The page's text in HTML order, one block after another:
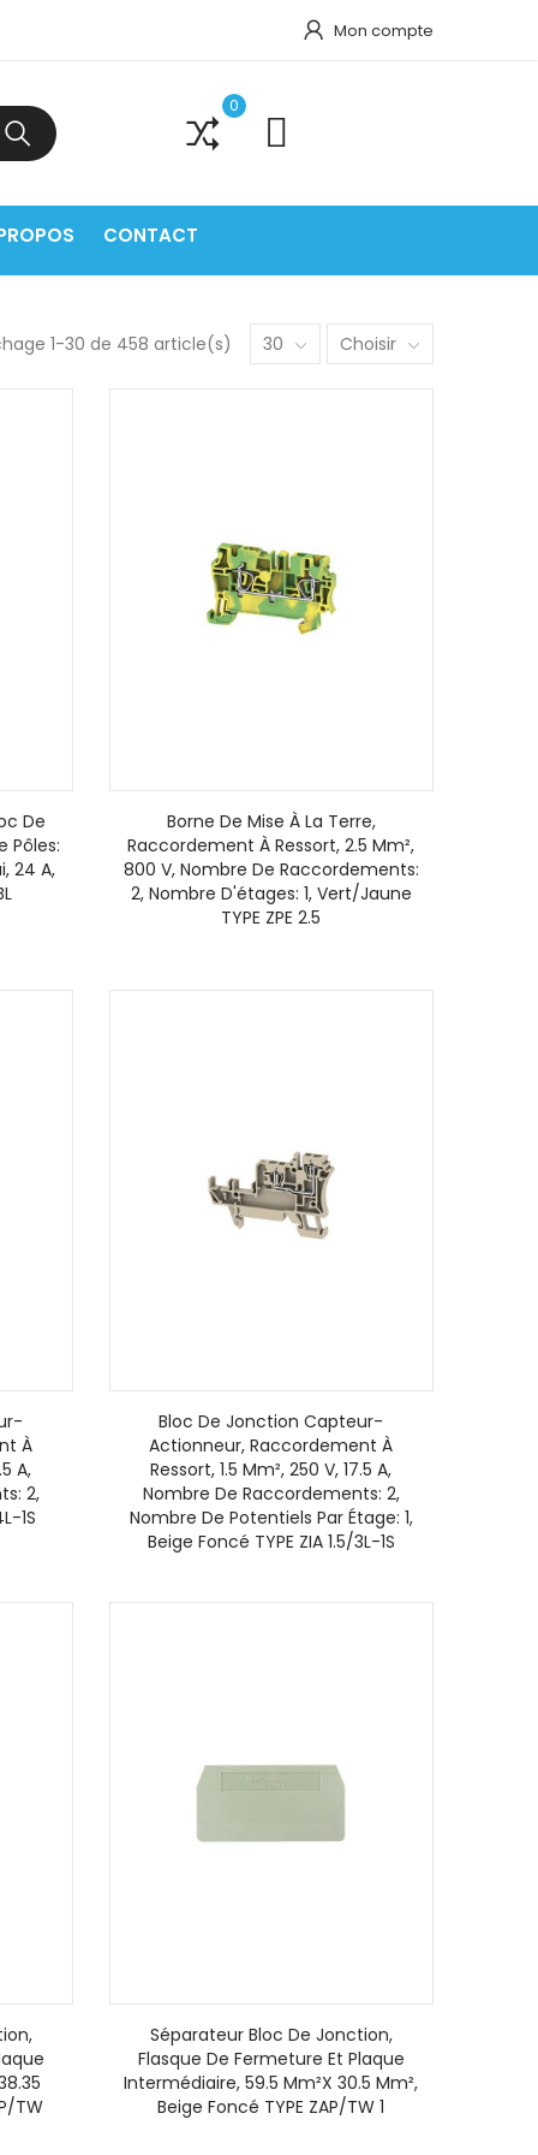
Mon compte
0
CONTACT
1-30 de 458 article(s) 30 Choisir
De
Pôles:
24 A,
Borne De Mise À La Terre,
Raccordement À Ressort, 2.5 Mm²,
800 V, Nombre De Raccordements:
2, Nombre D'étages: 1, Vert/jaune
TYPE ZPE 2.5
À
A,
2,
1S
Bloc De Jonction Capteur-
Actionneur, Raccordement À
Ressort, 1.5 Mm², 250 V, 17.5 A,
Nombre De Raccordements: 2,
Nombre De Potentiels Par Étage: 1,
Beige Foncé TYPE ZIA 1.5/3L-1S
TW
Séparateur Bloc De Jonction,
Flasque De Fermeture Et Plaque
Intermédiaire, 59.5 Mm²x 30.5 Mm²,
Beige Foncé TYPE ZAP/TW 1